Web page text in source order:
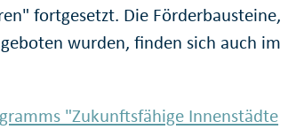
fortgesetzt. Die Förder­bausteine,
wurden, finden sich auch im
"Zukunftsfähige Innenstädte